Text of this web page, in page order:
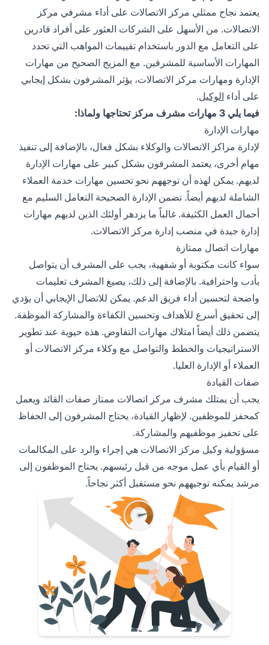
يعتمد نجاح ممثلي مركز الاتصالات على أداء مشرفي مركز
الاتصالات. من الأسهل على الشركات العثور على أفراد قادرين
على التعامل مع الدور باستخدام تقييمات المواهب التي تحدد
المهارات الأساسية للمشرفين. مع المزيج الصحيح من مهارات
الإدارة ومهارات مركز الاتصالات، يؤثر المشرفون بشكل إيجابي
على أداء الوكيل.
فيما يلي 3 مهارات مشرف مركز تحتاجها ولماذا:
مهارات الإدارة
لإدارة مراكز الاتصالات والوكلاء بشكل فعال، بالإضافة إلى تنفيذ
مهام أخرى، يعتمد المشرفون بشكل كبير على مهارات الإدارة
لديهم. يمكن لهذه أن توجههم نحو تحسين مهارات خدمة العملاء
الشاملة لديهم أيضاً. تضمن الإدارة الصحيحة التعامل السليم مع
أحمال العمل الكثيفة. غالباً ما يزدهر أولئك الذين لديهم مهارات
إدارة جيدة في منصب إدارة مركز الاتصالات.
مهارات اتصال ممتازة
سواء كانت مكتوبة أو شفهية، يجب على المشرف أن يتواصل
بأدب واحترافية. بالإضافة إلى ذلك، يصيغ المشرف تعليمات
واضحة لتحسين أداء فريق الدعم. يمكن للاتصال الإيجابي أن يؤدي
إلى تحقيق أسرع للأهداف وتحسين الكفاءة والمشاركة الموظفة.
يتضمن ذلك أيضاً امتلاك مهارات التفاوض. هذه حيوية عند تطوير
الاستراتيجيات والخطط والتواصل مع وكلاء مركز الاتصالات أو
العملاء أو الإدارة العليا.
صفات القيادة
يجب أن يمتلك مشرف مركز اتصالات ممتاز صفات القائد ويعمل
كمحفز للموظفين. لإظهار القيادة، يحتاج المشرفون إلى الحفاظ
على تحفيز موظفيهم والمشاركة.
مسؤولية وكيل مركز الاتصالات هي إجراء والرد على المكالمات
أو القيام بأي عمل موجه من قبل رئيسهم. يحتاج الموظفون إلى
مرشد يمكنه توجيههم نحو مستقبل أكثر نجاحاً.